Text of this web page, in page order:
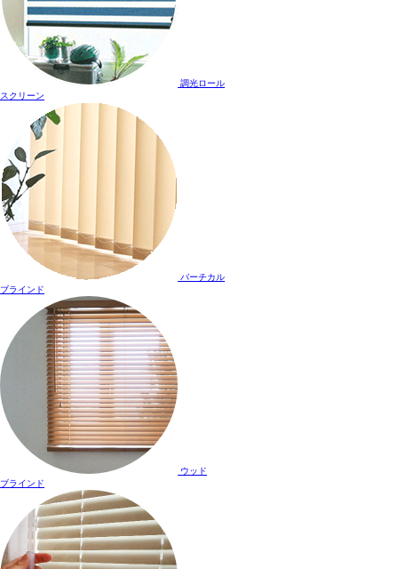
調光ロール
スクリーン
バーチカル
ブラインド
ウッド
ブラインド